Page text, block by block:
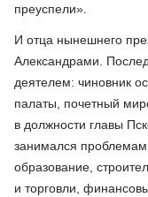
преуспели».
И отца нынешнего
Александрами.
деятелем: чиновник
палаты, почетный
в должности главы
занимался
образование,
и торговли,